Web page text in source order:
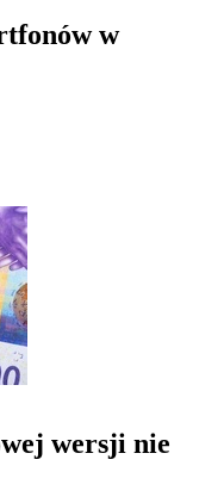
w
wersji nie